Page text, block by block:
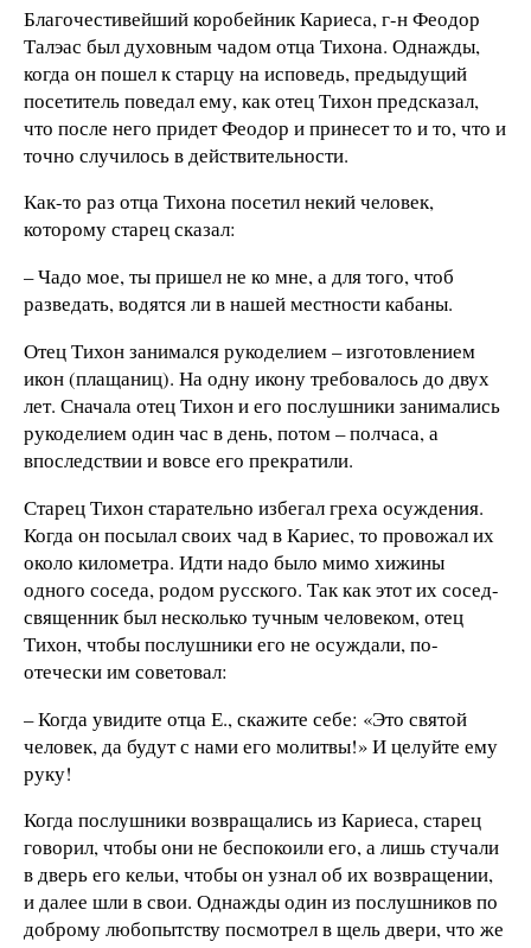
Благочестивейший коробейник Кариеса, г-н Феодор
Талэас был духовным чадом отца Тихона. Однажды,
когда он пошел к старцу на исповедь, предыдущий
посетитель поведал ему, как отец Тихон предсказал,
что после него придет Феодор и принесет то и то, что и
точно случилось в действительности.
Как-то раз отца Тихона посетил некий человек,
которому старец сказал:
– Чадо мое, ты пришел не ко мне, а для того, чтоб
разведать, водятся ли в нашей местности кабаны.
Отец Тихон занимался рукоделием – изготовлением
икон (плащаниц). На одну икону требовалось до двух
лет. Сначала отец Тихон и его послушники занимались
рукоделием один час в день, потом – полчаса, а
впоследствии и вовсе его прекратили.
Старец Тихон старательно избегал греха осуждения.
Когда он посылал своих чад в Кариес, то провожал их
около километра. Идти надо было мимо хижины
одного соседа, родом русского. Так как этот их сосед-
священник был несколько тучным человеком, отец
Тихон, чтобы послушники его не осуждали, по-
отечески им советовал:
– Когда увидите отца Е., скажите себе: «Это святой
человек, да будут с нами его молитвы!» И целуйте ему
руку!
Когда послушники возвращались из Кариеса, старец
говорил, чтобы они не беспокоили его, а лишь стучали
в дверь его кельи, чтобы он узнал об их возвращении,
и далее шли в свои. Однажды один из послушников по
доброму любопытству посмотрел в щель двери, что же